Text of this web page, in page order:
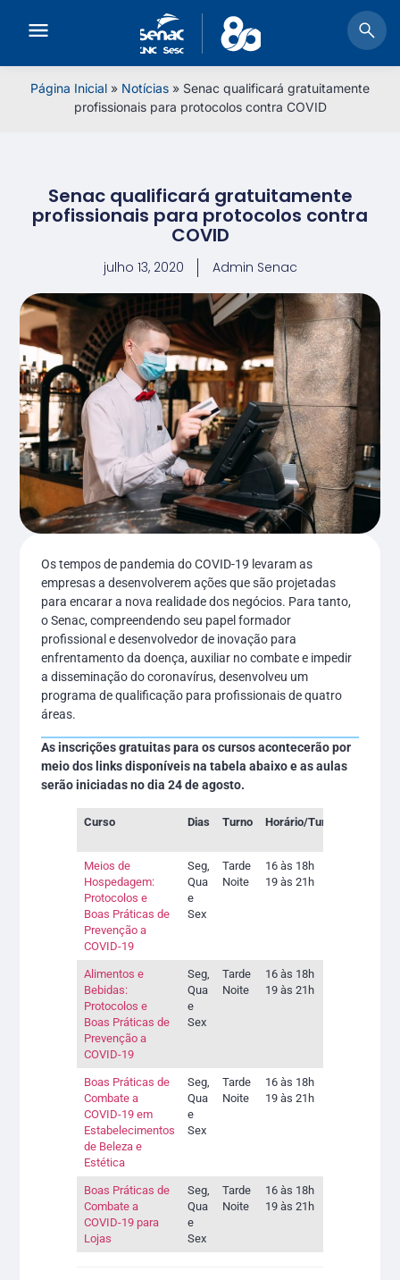
Página Inicial » Notícias » Senac qualificará gratuitamente
profissionais para protocolos contra COVID
Senac qualificará gratuitamente
profissionais para protocolos contra
COVID
julho 13, 2020 Admin Senac
Os tempos de pandemia do COVID-19 levaram as
empresas a desenvolverem ações que são projetadas
para encarar a nova realidade dos negócios. Para tanto,
o Senac, compreendendo seu papel formador
profissional e desenvolvedor de inovação para
enfrentamento da doença, auxiliar no combate e impedir
a disseminação do coronavírus, desenvolveu um
programa de qualificação para profissionais de quatro
áreas.
As inscrições gratuitas para os cursos acontecerão por
meio dos links disponíveis na tabela abaixo e as aulas
serão iniciadas no dia 24 de agosto.
Curso Dias Turno Horário/Turmas
Meios de
Hospedagem:
Protocolos e
Boas Práticas de
Prevenção a
COVID-19
Seg,
Qua
e
Sex
Tarde
Noite
16 às 18h
19 às 21h
Alimentos e
Bebidas:
Protocolos e
Boas Práticas de
Prevenção a
COVID-19
Seg,
Qua
e
Sex
Tarde
Noite
16 às 18h
19 às 21h
Boas Práticas de
Combate a
COVID-19 em
Estabelecimentos
de Beleza e
Estética
Seg,
Qua
e
Sex
Tarde
Noite
16 às 18h
19 às 21h
Boas Práticas de
Combate a
COVID-19 para
Lojas
Seg,
Qua
e
Sex
Tarde
Noite
16 às 18h
19 às 21h